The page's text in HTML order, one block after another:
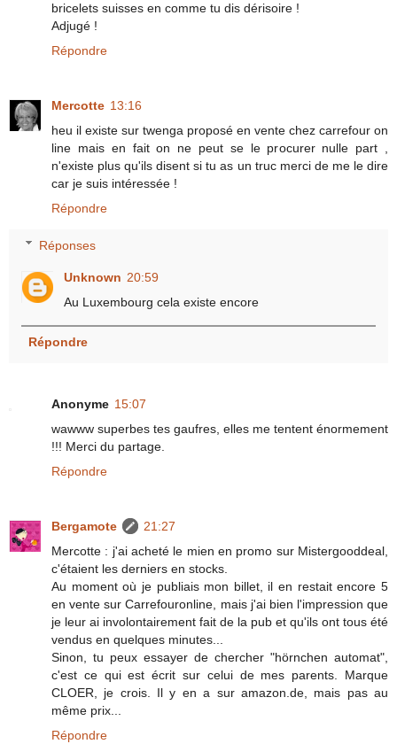
bricelets suisses en comme tu dis dérisoire !
Adjugé !
Répondre
Mercotte 13:16
heu il existe sur twenga proposé en vente chez carrefour on
line mais en fait on ne peut se le procurer nulle part ,
n'existe plus qu'ils disent si tu as un truc merci de me le dire
car je suis intéressée !
Répondre
Réponses
Unknown 20:59
Au Luxembourg cela existe encore
Répondre
Anonyme 15:07
wawww superbes tes gaufres, elles me tentent énormement
!!! Merci du partage.
Répondre
Bergamote
21:27
Mercotte : j'ai acheté le mien en promo sur Mistergooddeal,
c'étaient les derniers en stocks.
Au moment où je publiais mon billet, il en restait encore 5
en vente sur Carrefouronline, mais j'ai bien l'impression que
je leur ai involontairement fait de la pub et qu'ils ont tous été
vendus en quelques minutes...
Sinon, tu peux essayer de chercher "hörnchen automat",
c'est ce qui est écrit sur celui de mes parents. Marque
CLOER, je crois. Il y en a sur amazon.de, mais pas au
même prix...
Répondre